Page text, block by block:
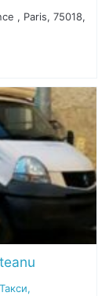
, Paris, 75018,
Такси,